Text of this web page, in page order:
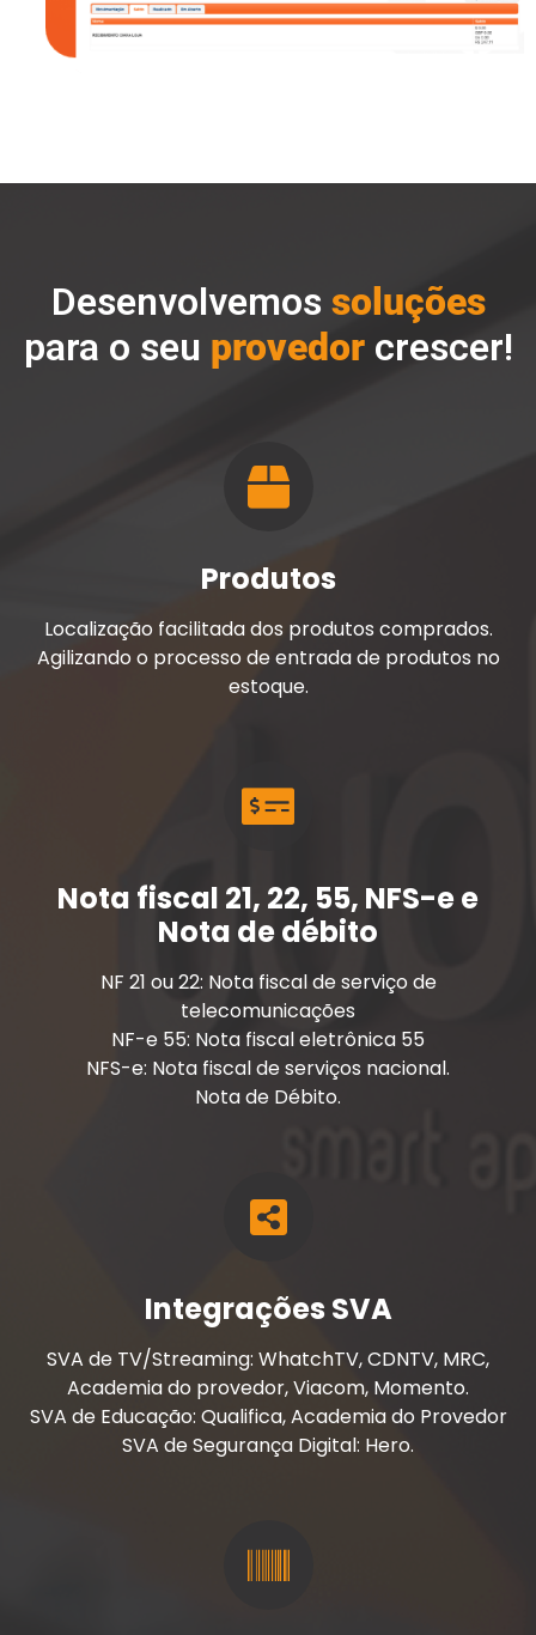
Desenvolvemos soluções
para o seu provedor crescer!
Produtos
Localização facilitada dos produtos comprados.
Agilizando o processo de entrada de produtos no
estoque.
Nota fiscal 21, 22, 55, NFS-e e
Nota de débito
NF 21 ou 22: Nota fiscal de serviço de
telecomunicações
NF-e 55: Nota fiscal eletrônica 55
NFS-e: Nota fiscal de serviços nacional.
Nota de Débito.
Integrações SVA
SVA de TV/Streaming: WhatchTV, CDNTV, MRC,
Academia do provedor, Viacom, Momento.
SVA de Educação: Qualifica, Academia do Provedor
SVA de Segurança Digital: Hero.